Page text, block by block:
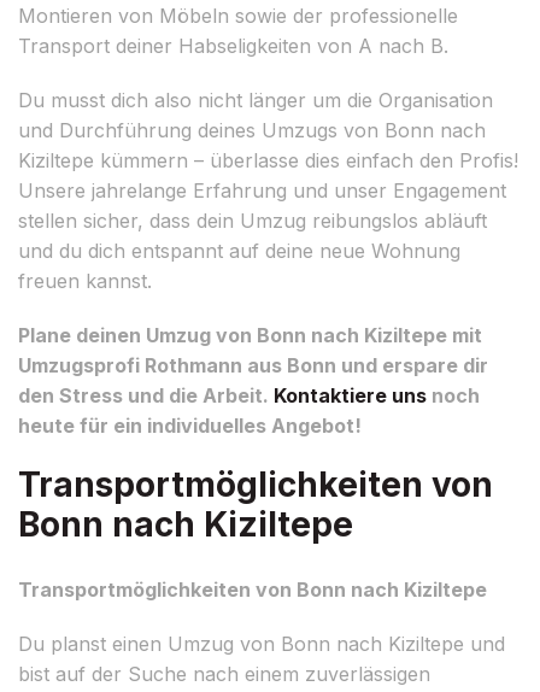
Montieren von Möbeln sowie der professionelle
Transport deiner Habseligkeiten von A nach B.
Du musst dich also nicht länger um die Organisation
und Durchführung deines Umzugs von Bonn nach
Kiziltepe kümmern – überlasse dies einfach den Profis!
Unsere jahrelange Erfahrung und unser Engagement
stellen sicher, dass dein Umzug reibungslos abläuft
und du dich entspannt auf deine neue Wohnung
freuen kannst.
Plane deinen Umzug von Bonn nach Kiziltepe mit
Umzugsprofi Rothmann aus Bonn und erspare dir
den Stress und die Arbeit. Kontaktiere uns noch
heute für ein individuelles Angebot!
Transportmöglichkeiten von
Bonn nach Kiziltepe
Transportmöglichkeiten von Bonn nach Kiziltepe
Du planst einen Umzug von Bonn nach Kiziltepe und
bist auf der Suche nach einem zuverlässigen